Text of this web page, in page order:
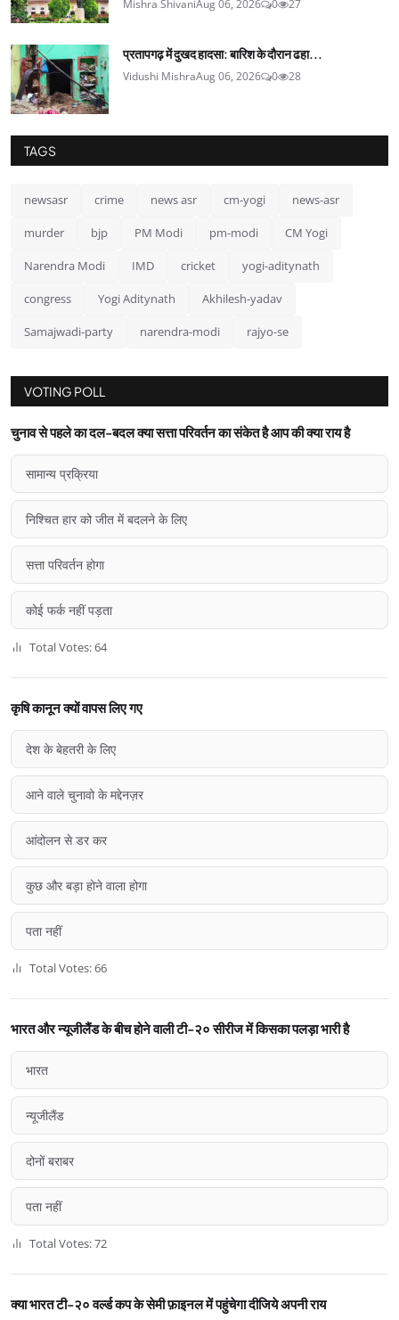
Mishra ShivaniAug 06, 2026 0 27
प्रतापगढ़ में दुखद हादसा: बारिश के दौरान ढहा...
Vidushi MishraAug 06, 2026 0 28
TAGS
newsasr crime news asr cm-yogi news-asr
murder bjp PM Modi pm-modi CM Yogi
Narendra Modi IMD cricket yogi-aditynath
congress Yogi Aditynath Akhilesh-yadav
Samajwadi-party narendra-modi rajyo-se
VOTING POLL
चुनाव से पहले का दल-बदल क्या सत्ता परिवर्तन का संकेत है आप की क्या राय है
सामान्य प्रक्रिया
निश्चित हार को जीत में बदलने के लिए
सत्ता परिवर्तन होगा
कोई फर्क नहीं पड़ता
Total Votes: 64
कृषि कानून क्यों वापस लिए गए
देश के बेहतरी के लिए
आने वाले चुनावो के मद्देनज़र
आंदोलन से डर कर
कुछ और बड़ा होने वाला होगा
पता नहीं
Total Votes: 66
भारत और न्यूजीलैंड के बीच होने वाली टी-२० सीरीज में किसका पलड़ा भारी है
भारत
न्यूजीलैंड
दोनों बराबर
पता नहीं
Total Votes: 72
क्या भारत टी-२० वर्ल्ड कप के सेमी फ़ाइनल में पहुंचेगा दीजिये अपनी राय